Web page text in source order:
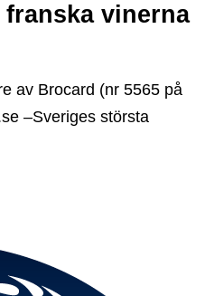
vinerna
av Brocard (nr 5565 på
–Sveriges största